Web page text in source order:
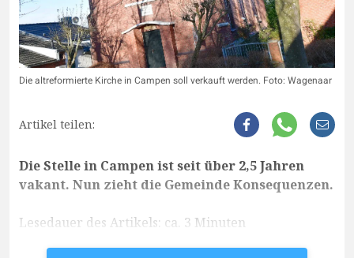
Die altreformierte Kirche in Campen soll verkauft werden. Foto: Wagenaar
Artikel teilen:
Die Stelle in Campen ist seit über 2,5 Jahren
vakant. Nun zieht die Gemeinde Konsequenzen.
Lesedauer des Artikels: ca. 3 Minuten